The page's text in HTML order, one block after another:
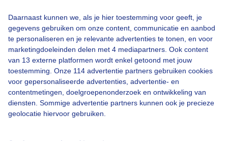
Daarnaast kunnen we, als je hier toestemming voor geeft, je
gegevens gebruiken om onze content, communicatie en aanbod
te personaliseren en je relevante advertenties te tonen, en voor
marketingdoeleinden delen met 4 mediapartners. Ook content
van 13 externe platformen wordt enkel getoond met jouw
toestemming. Onze 114 advertentie partners gebruiken cookies
voor gepersonaliseerde advertenties, advertentie- en
contentmetingen, doelgroepenonderzoek en ontwikkeling van
diensten. Sommige advertentie partners kunnen ook je precieze
geolocatie hiervoor gebruiken.
Een moment geduld aub...
Over Buienradar